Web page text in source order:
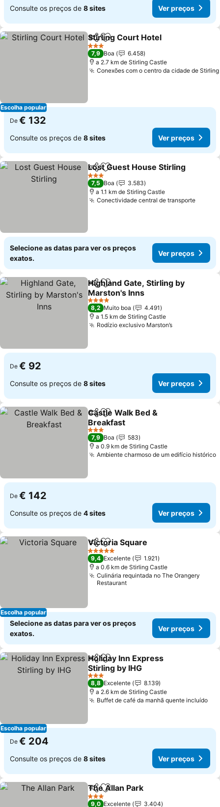
Consulte os preços de 8 sites Ver preços
Escolha popular
PartilharAdicionar aos favoritos
Stirling Court Hotel
3 Estrelas
7,9 Boa
6.458
a 2.7 km de Stirling Castle
Conexões com o centro da cidade de Stirling
De € 132
Consulte os preços de 8 sites Ver preços
PartilharAdicionar aos favoritos
Lost Guest House Stirling
3 Estrelas
7,5 Boa
3.583
a 1.1 km de Stirling Castle
Conectividade central de transporteVer
Selecione as datas para ver os preços
exatos.
Ver preços
PartilharAdicionar aos favoritos
Highland Gate, Stirling by
Marston's Inns
Ver preços
4 Estrelas
8,2 Muito boa
4.491
a 1.5 km de Stirling Castle
Rodízio exclusivo Marston’sVer preços
De € 92
Consulte os preços de 8 sites Ver preços
PartilharAdicionar aos favoritos
Castle Walk Bed &
Breakfast
Ver preços
3 Estrelas
7,9 Boa
583
a 0.9 km de Stirling Castle
Ambiente charmoso de um edifício histórico
De € 142
Consulte os preços de 4 sites Ver preços
Escolha popular
PartilharAdicionar aos favoritos
Victoria Square
5 Estrelas
9,4 Excelente
1.921
a 0.6 km de Stirling Castle
Culinária requintada no The Orangery
Restaurant
Selecione as datas para ver os preços
exatos.
Ver preços
Escolha popular
PartilharAdicionar aos favoritos
Holiday Inn Express
Stirling by IHG
Ver preços
3 Estrelas
8,8 Excelente
8.139
a 2.6 km de Stirling Castle
Buffet de café da manhã quente incluído
De € 204
Consulte os preços de 8 sites Ver preços
PartilharAdicionar aos favoritos
The Allan Park
3 Estrelas
9,0 Excelente 3.404